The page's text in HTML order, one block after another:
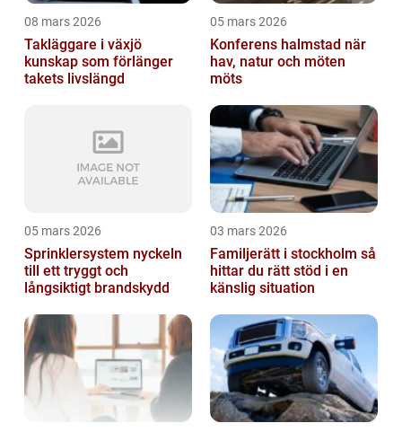
08 mars 2026
Takläggare i växjö
kunskap som förlänger
takets livslängd
05 mars 2026
Konferens halmstad när
hav, natur och möten
möts
05 mars 2026
Sprinklersystem nyckeln
till ett tryggt och
långsiktigt brandskydd
03 mars 2026
Familjerätt i stockholm så
hittar du rätt stöd i en
känslig situation